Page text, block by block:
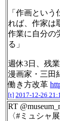
「作画とい
れば、作家は
作業に自分の
る」
週休3日、残
漫画家・三田
働き方改革
[t] 2017-12-26
RT
〈#ミュシャ展